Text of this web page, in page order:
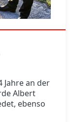
Jahre an der
Albert
ebenso